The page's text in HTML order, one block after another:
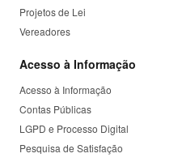
Projetos de Lei
Vereadores
Acesso à Informação
Acesso à Informação
Contas Públicas
LGPD e Processo Digital
Pesquisa de Satisfação